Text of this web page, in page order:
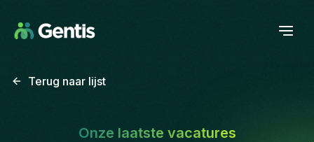
Terug naar lijst
Onze laatste vacatures